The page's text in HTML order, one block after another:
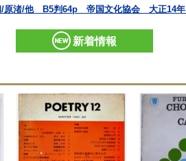
/原渚/他 B5判64p 帝国文化協会 大正14年
新着情報